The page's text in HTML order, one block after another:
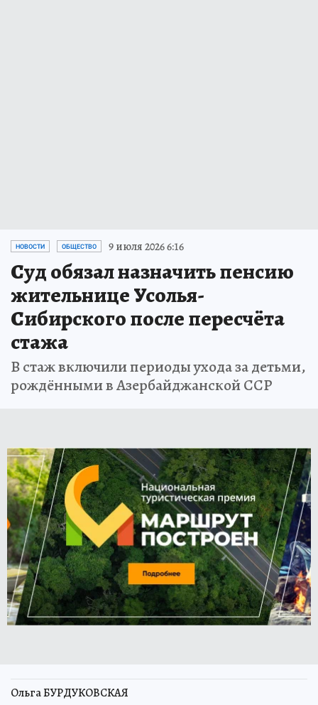
НОВОСТИ ОБЩЕСТВО 9 июля 2026 6:16
Суд обязал назначить пенсию
жительнице Усолья-
Сибирского после пересчёта
стажа
В стаж включили периоды ухода за детьми,
рождёнными в Азербайджанской ССР
Ольга БУРДУКОВСКАЯ